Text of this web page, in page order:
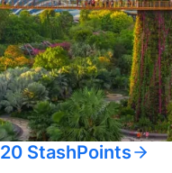
20 StashPoints